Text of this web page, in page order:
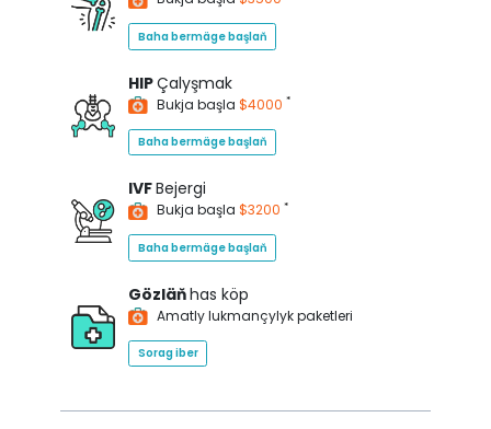
Baha bermäge başlaň
HIPÇalyşmak
Bukja başla $4000 *
Baha bermäge başlaň
IVFBejergi
Bukja başla $3200 *
Baha bermäge başlaň
Gözläňhas köp
Amatly lukmançylyk paketleri
Sorag iber